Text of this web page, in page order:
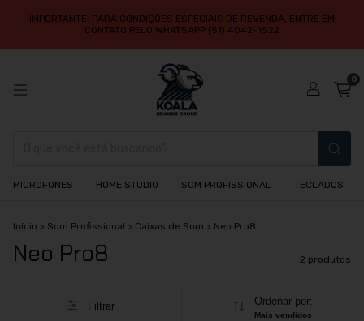
IMPORTANTE: PARA CONDIÇÕES ESPECIAIS DE REVENDA, ENTRE EM
CONTATO PELO WHATSAPP (51) 4042-1522
0
MICROFONES HOME STUDIO SOM PROFISSIONAL TECLADOS
Início > Som Profissional > Caixas de Som > Neo Pro8
Neo Pro8 2 produtos
Filtrar Ordenar por:
Mais vendidos